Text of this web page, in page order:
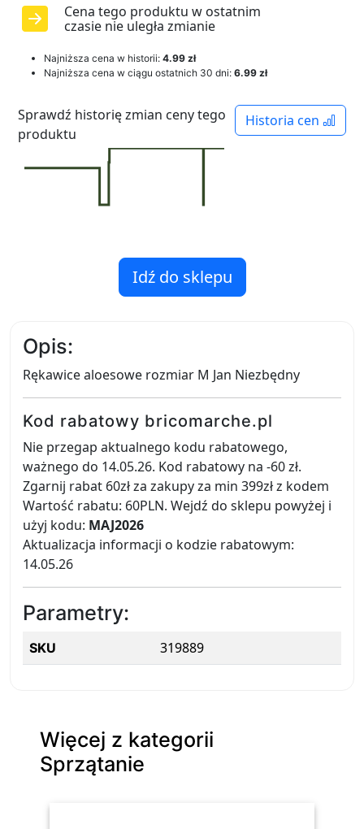
Cena tego produktu w ostatnim
czasie nie uległa zmianie
Najniższa cena w historii: 4.99 zł
Najniższa cena w ciągu ostatnich 30 dni: 6.99 zł
Historia cen
Sprawdź historię zmian ceny tego
produktu
Idź do sklepu
Opis:
Rękawice aloesowe rozmiar M Jan Niezbędny
Kod rabatowy bricomarche.pl
Nie przegap aktualnego kodu rabatowego,
ważnego do 14.05.26. Kod rabatowy na -60 zł.
Zgarnij rabat 60zł za zakupy za min 399zł z kodem
Wartość rabatu: 60PLN. Wejdź do sklepu powyżej i
użyj kodu: MAJ2026
Aktualizacja informacji o kodzie rabatowym:
14.05.26
Parametry:
SKU 319889
Więcej z kategorii
Sprzątanie